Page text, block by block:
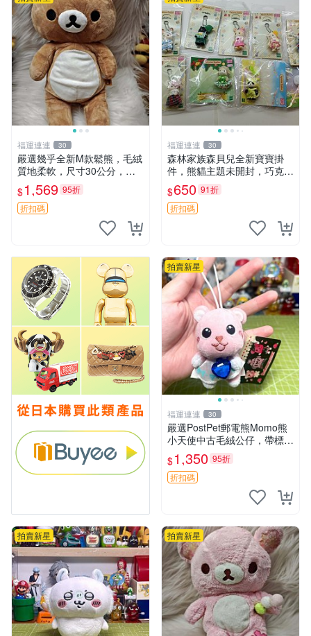
福運連連 30
嚴選幾乎全新M款鬆熊，毛絨
質地柔軟，尺寸30公分，做
工精緻可愛，適合收藏或贈送
親友。中古使用痕跡，手感依
然優良。 鬆熊 嬰熊 毛玩偶
$1,569 95折
折扣碼
福運連連 30
森林家族森貝兒全新寶寶掛
件，熊貓主題未開封，巧克力
兔牛奶兔郁金香兔貓吉娃娃嚴
選，適合收藏 熊貓 森林 寶寶
$650 91折
折扣碼
拍賣新星
福運連連 30
嚴選PostPet郵電熊Momo熊
小天使中古毛絨公仔，帶標牌
保存完好。絕版稀有少見收藏
品，微瑕可接受，狀態如圖。
所見即所得，毛絨精品嚴選推
$1,350 95折
折扣碼
拍賣新星 拍賣新星